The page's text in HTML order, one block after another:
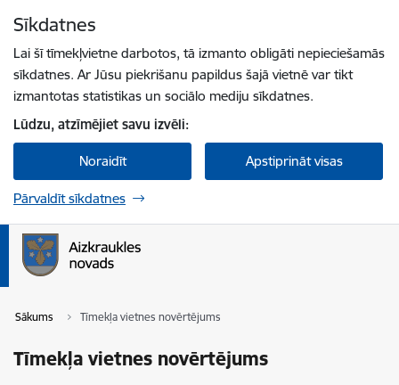
Sīkdatnes
Lai šī tīmekļvietne darbotos, tā izmanto obligāti nepieciešamās
sīkdatnes. Ar Jūsu piekrišanu papildus šajā vietnē var tikt
izmantotas statistikas un sociālo mediju sīkdatnes.
Lūdzu, atzīmējiet savu izvēli:
Noraidīt Apstiprināt visas
Pārvaldīt sīkdatnes
Sākums Tīmekļa vietnes novērtējums
Tīmekļa vietnes novērtējums